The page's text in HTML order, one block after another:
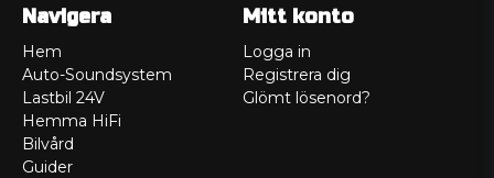
Navigera
Hem
Auto-Soundsystem
Lastbil 24V
Hemma HiFi
Bilvård
Guider
Mitt konto
Logga in
Registrera dig
Glömt lösenord?